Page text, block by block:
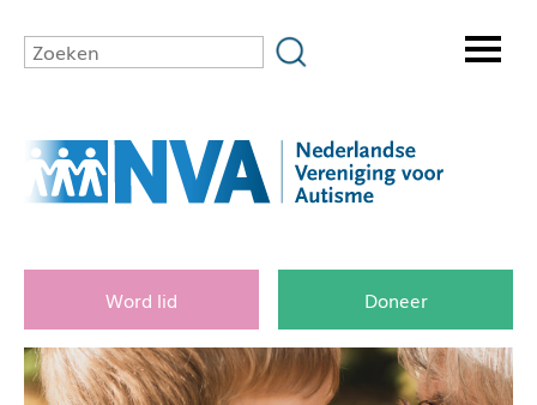
Word lid Doneer